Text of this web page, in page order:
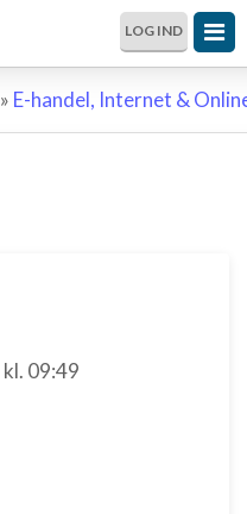
LOG IND
» E-handel, Internet &
kl. 09:49